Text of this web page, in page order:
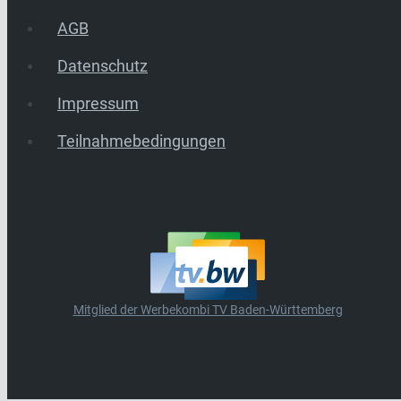
AGB
Datenschutz
Impressum
Teilnahmebedingungen
Mitglied der Werbekombi TV Baden-Württemberg